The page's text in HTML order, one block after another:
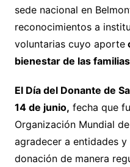
sede nacional en
reconocimientos a
voluntarias cuyo aporte
bienestar de las
El Día del Donante de
14 de junio, fecha que
Organización Mundial
agradecer a entidades
donación de manera